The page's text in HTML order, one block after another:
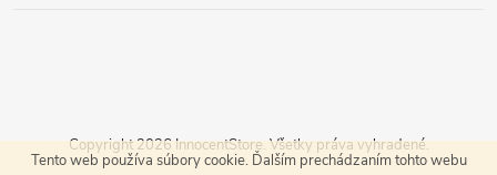
Tento web používa súbory cookie. Ďalším prechádzaním tohto webu
Copyright 2026 InnocentStore. Všetky práva vyhradené.